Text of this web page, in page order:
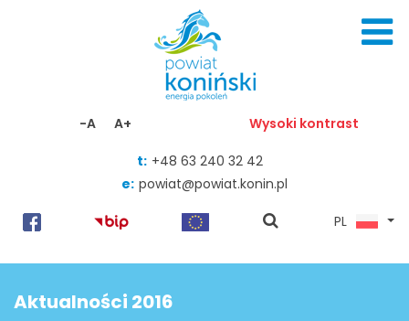
-A A+ Wysoki kontrast
t: +48 63 240 32 42
e: powiat@powiat.konin.pl
pokaż
PL
Aktualności 2016